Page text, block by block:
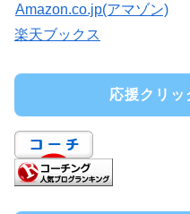
Amazon.co.jp(アマゾン)
楽天ブックス
応援クリッ